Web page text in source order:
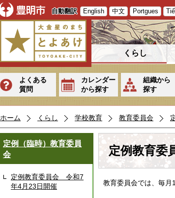
自動翻訳 English 中文 Portgues
くらし
よくある
質問
カレンダー
から探す
組織から
探す
ホーム くらし 学校教育 教育委員会
定例（臨時）教育委員
会
定例教育委員会 令和7
年4月23日開催
定例教育委
教育委員会では、毎月